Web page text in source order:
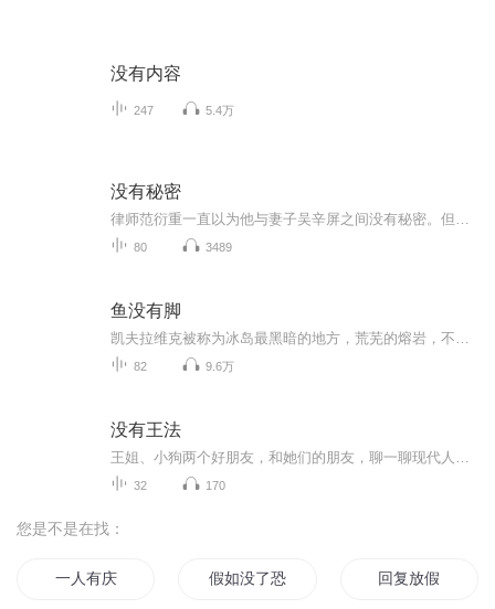
没有内容
247 5.4万
没有秘密
80 3489
鱼没有脚
82 9.6万
没有王法
32 170
您是不是在找：
一人有庆 假如没了恐惧 回复放假